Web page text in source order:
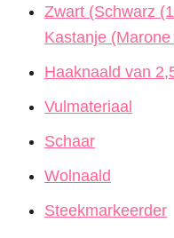
Zwart (Schwarz
Kastanje (Marone
Haaknaald van
Vulmateriaal
Schaar
Wolnaald
Steekmarkeerder